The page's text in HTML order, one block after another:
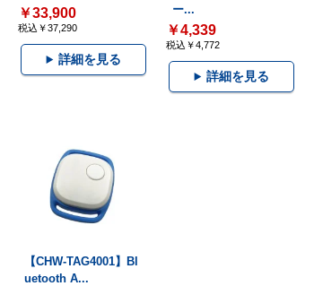
￥33,900
税込￥37,290
詳細を見る
ー...
￥4,339
税込￥4,772
詳細を見る
【CHW-TAG4001】Bl
uetooth A...